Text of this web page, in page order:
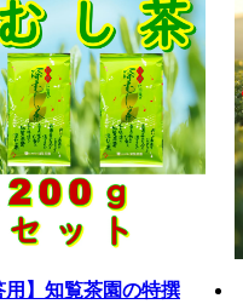
用】知覧茶園の特撰